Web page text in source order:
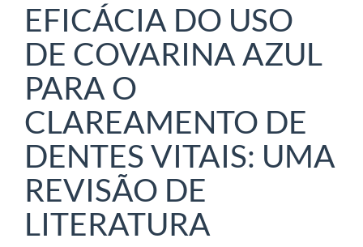
EFICÁCIA DO USO
DE COVARINA AZUL
PARA O
CLAREAMENTO DE
DENTES VITAIS: UMA
REVISÃO DE
LITERATURA